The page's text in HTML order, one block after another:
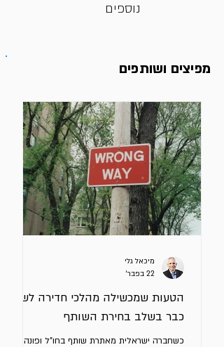
נוספים
מפיצים ושותפים
הטעות שמכשילה מהלכי חדירה לשוק
כבר בשלב בחירת השותף
כשחברה ישראלית מאתרת שותף בחו"ל ופונה
מיכאל גלי
22 בפבר׳